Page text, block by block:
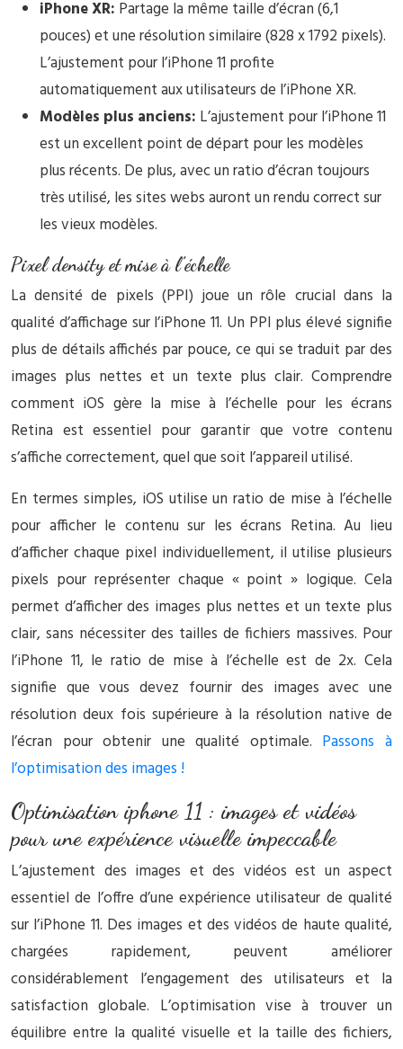
iPhone XR: Partage la même taille d’écran (6,1
pouces) et une résolution similaire (828 x 1792 pixels).
L’ajustement pour l’iPhone 11 profite
automatiquement aux utilisateurs de l’iPhone XR.
Modèles plus anciens: L’ajustement pour l’iPhone 11
est un excellent point de départ pour les modèles
plus récents. De plus, avec un ratio d’écran toujours
très utilisé, les sites webs auront un rendu correct sur
les vieux modèles.
Pixel density et mise à l’échelle
La densité de pixels (PPI) joue un rôle crucial dans la
qualité d’affichage sur l’iPhone 11. Un PPI plus élevé signifie
plus de détails affichés par pouce, ce qui se traduit par des
images plus nettes et un texte plus clair. Comprendre
comment iOS gère la mise à l’échelle pour les écrans
Retina est essentiel pour garantir que votre contenu
s’affiche correctement, quel que soit l’appareil utilisé.
En termes simples, iOS utilise un ratio de mise à l’échelle
pour afficher le contenu sur les écrans Retina. Au lieu
d’afficher chaque pixel individuellement, il utilise plusieurs
pixels pour représenter chaque « point » logique. Cela
permet d’afficher des images plus nettes et un texte plus
clair, sans nécessiter des tailles de fichiers massives. Pour
l’iPhone 11, le ratio de mise à l’échelle est de 2x. Cela
signifie que vous devez fournir des images avec une
résolution deux fois supérieure à la résolution native de
l’écran pour obtenir une qualité optimale. Passons à
l’optimisation des images !
Optimisation iphone 11 : images et vidéos
pour une expérience visuelle impeccable
L’ajustement des images et des vidéos est un aspect
essentiel de l’offre d’une expérience utilisateur de qualité
sur l’iPhone 11. Des images et des vidéos de haute qualité,
chargées rapidement, peuvent améliorer
considérablement l’engagement des utilisateurs et la
satisfaction globale. L’optimisation vise à trouver un
équilibre entre la qualité visuelle et la taille des fichiers,